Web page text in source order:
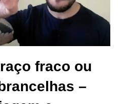
fraco ou
–